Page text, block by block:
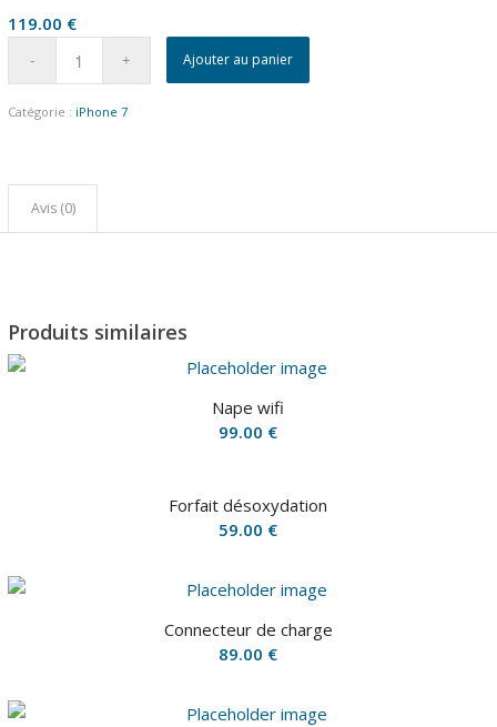
119.00 €
Ajouter au panier
Catégorie : iPhone 7
Avis (0)
Produits similaires
Nape wifi
99.00 €
Forfait désoxydation
59.00 €
Connecteur de charge
89.00 €